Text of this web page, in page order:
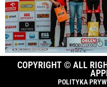
COPYRIGHT © ALL
POLITYKA